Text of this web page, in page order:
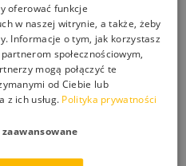
są też do tworzenia
pracy z żywicą?
łatwo jest popełnić
z żywicą
, które możesz
więcej na ten temat.
też do kontaktu, jeśli
oferować funkcje
w naszej witrynie, a także, żeby
Informacje o tym, jak korzystasz
społecznościowym,
mogą połączyć te
od Ciebie lub
z ich usług. Polityka prywatności